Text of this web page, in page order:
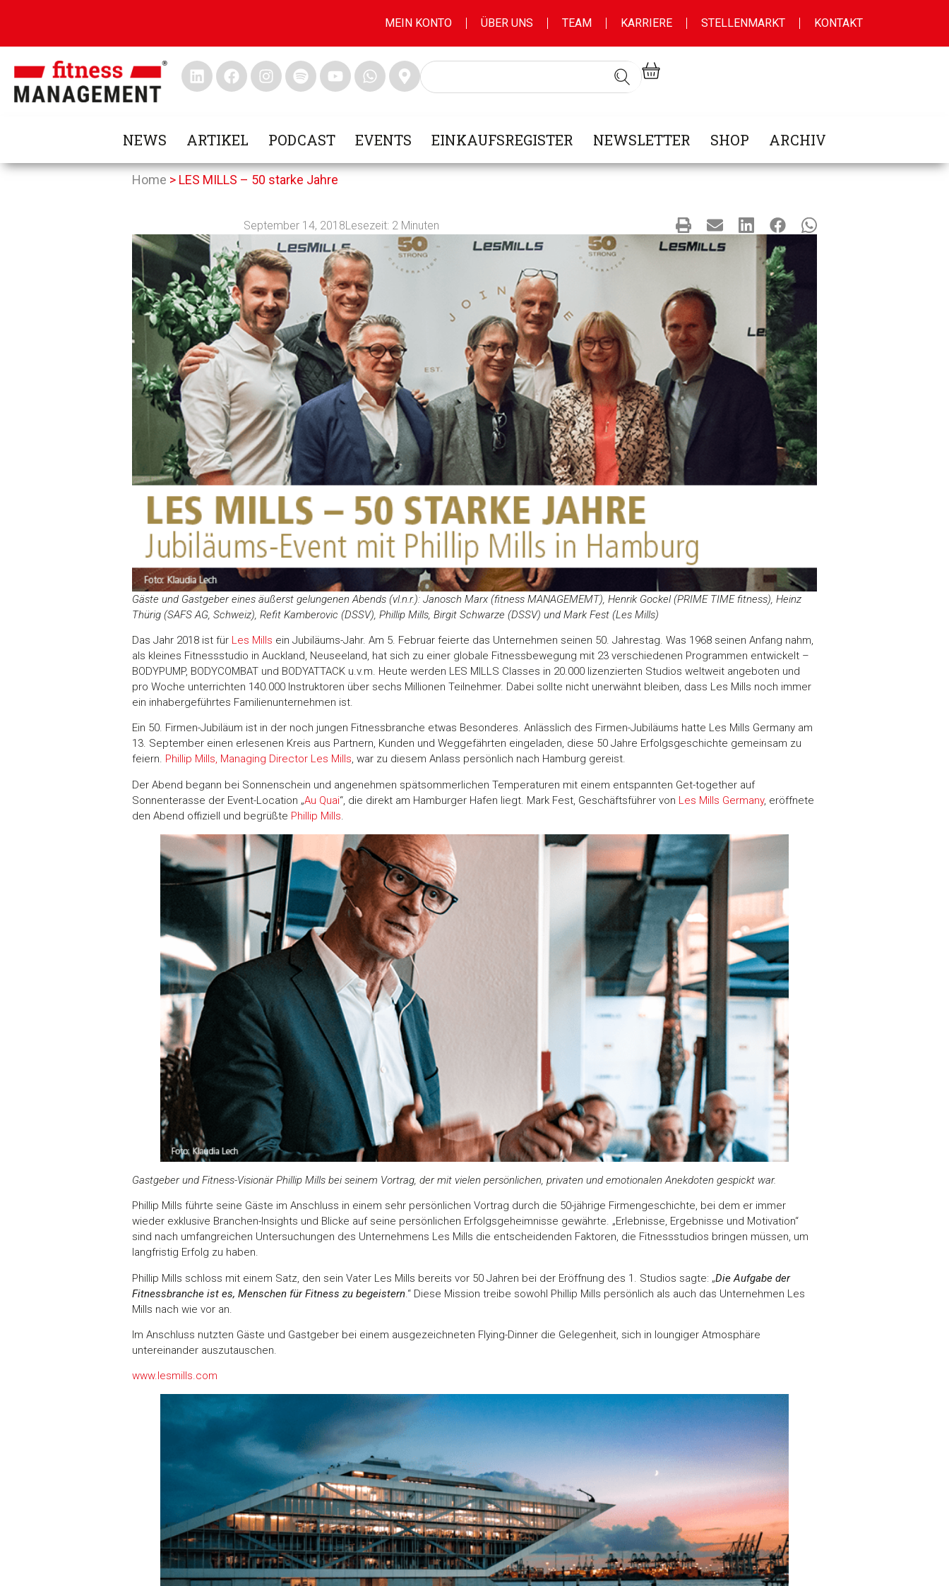
MEIN KONTO ÜBER UNS TEAM KARRIERE STELLENMARKT KONTAKT
NEWS ARTIKEL PODCAST EVENTS EINKAUFSREGISTER NEWSLETTER SHOP ARCHIV
Home > LES MILLS – 50 starke Jahre
September 14, 2018Lesezeit: 2 Minuten
Gäste und Gastgeber eines äußerst gelungenen Abends (vl.n.r.): Janosch Marx (fitness MANAGEMEMT), Henrik Gockel (PRIME TIME fitness), Heinz
Thürig (SAFS AG, Schweiz), Refit Kamberovic (DSSV), Phillip Mills, Birgit Schwarze (DSSV) und Mark Fest (Les Mills)
Das Jahr 2018 ist für Les Mills ein Jubiläums-Jahr. Am 5. Februar feierte das Unternehmen seinen 50. Jahrestag. Was 1968 seinen Anfang nahm,
als kleines Fitnessstudio in Auckland, Neuseeland, hat sich zu einer globale Fitnessbewegung mit 23 verschiedenen Programmen entwickelt –
BODYPUMP, BODYCOMBAT und BODYATTACK u.v.m. Heute werden LES MILLS Classes in 20.000 lizenzierten Studios weltweit angeboten und
pro Woche unterrichten 140.000 Instruktoren über sechs Millionen Teilnehmer. Dabei sollte nicht unerwähnt bleiben, dass Les Mills noch immer
ein inhabergeführtes Familienunternehmen ist.
Ein 50. Firmen-Jubiläum ist in der noch jungen Fitnessbranche etwas Besonderes. Anlässlich des Firmen-Jubiläums hatte Les Mills Germany am
13. September einen erlesenen Kreis aus Partnern, Kunden und Weggefährten eingeladen, diese 50 Jahre Erfolgsgeschichte gemeinsam zu
feiern. Phillip Mills, Managing Director Les Mills, war zu diesem Anlass persönlich nach Hamburg gereist.
Der Abend begann bei Sonnenschein und angenehmen spätsommerlichen Temperaturen mit einem entspannten Get-together auf
Sonnenterasse der Event-Location „Au Quai“, die direkt am Hamburger Hafen liegt. Mark Fest, Geschäftsführer von Les Mills Germany, eröffnete
den Abend offiziell und begrüßte Phillip Mills.
Gastgeber und Fitness-Visionär Phillip Mills bei seinem Vortrag, der mit vielen persönlichen, privaten und emotionalen Anekdoten gespickt war.
Phillip Mills führte seine Gäste im Anschluss in einem sehr persönlichen Vortrag durch die 50-jährige Firmengeschichte, bei dem er immer
wieder exklusive Branchen-Insights und Blicke auf seine persönlichen Erfolgsgeheimnisse gewährte. „Erlebnisse, Ergebnisse und Motivation“
sind nach umfangreichen Untersuchungen des Unternehmens Les Mills die entscheidenden Faktoren, die Fitnessstudios bringen müssen, um
langfristig Erfolg zu haben.
Phillip Mills schloss mit einem Satz, den sein Vater Les Mills bereits vor 50 Jahren bei der Eröffnung des 1. Studios sagte: „Die Aufgabe der
Fitnessbranche ist es, Menschen für Fitness zu begeistern .“ Diese Mission treibe sowohl Phillip Mills persönlich als auch das Unternehmen Les
Mills nach wie vor an.
Im Anschluss nutzten Gäste und Gastgeber bei einem ausgezeichneten Flying-Dinner die Gelegenheit, sich in loungiger Atmosphäre
untereinander auszutauschen.
www.lesmills.com